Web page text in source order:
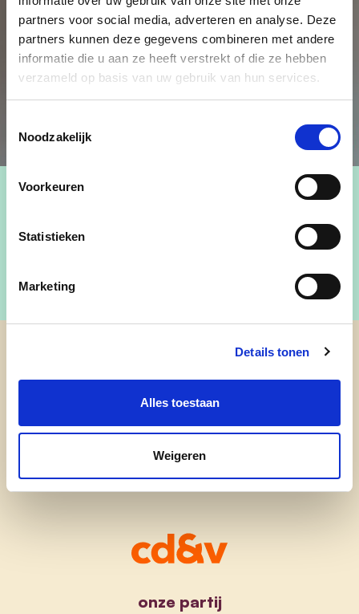
partners voor social media, adverteren en analyse. Deze
partners kunnen deze gegevens combineren met andere
informatie die u aan ze heeft verstrekt of die ze hebben
verzameld op basis van uw gebruik van hun services.
Noodzakelijk
Voorkeuren
Statistieken
Marketing
Details tonen
Alles toestaan
Weigeren
onze partij